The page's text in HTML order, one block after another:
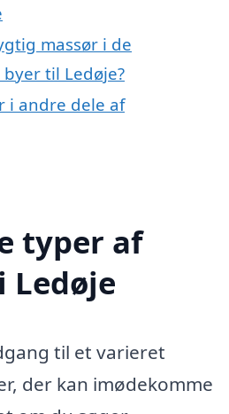
massør i de
til Ledøje?
i andre dele af
typer af
Ledøje
til et varieret
der kan imødekomme